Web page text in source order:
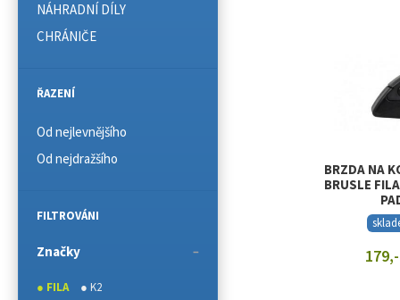
BRZDA NA
BRUSLE
NÁHRADNÍ DÍLY
CHRÁNIČE
ŘAZENÍ
Od nejlevnějšího
Od nejdražšího
FILTROVÁNI
Značky
● FILA
● K2